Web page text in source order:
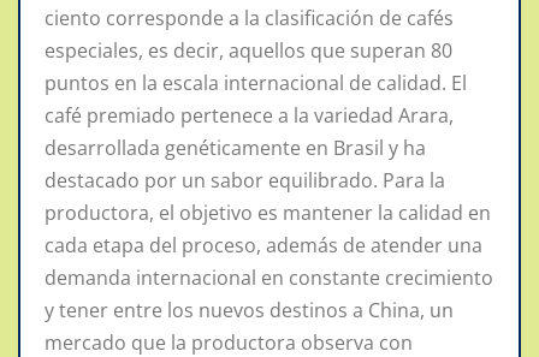
ciento corresponde a la clasificación de cafés
especiales, es decir, aquellos que superan 80
puntos en la escala internacional de calidad. El
café premiado pertenece a la variedad Arara,
desarrollada genéticamente en Brasil y ha
destacado por un sabor equilibrado. Para la
productora, el objetivo es mantener la calidad en
cada etapa del proceso, además de atender una
demanda internacional en constante crecimiento
y tener entre los nuevos destinos a China, un
mercado que la productora observa con